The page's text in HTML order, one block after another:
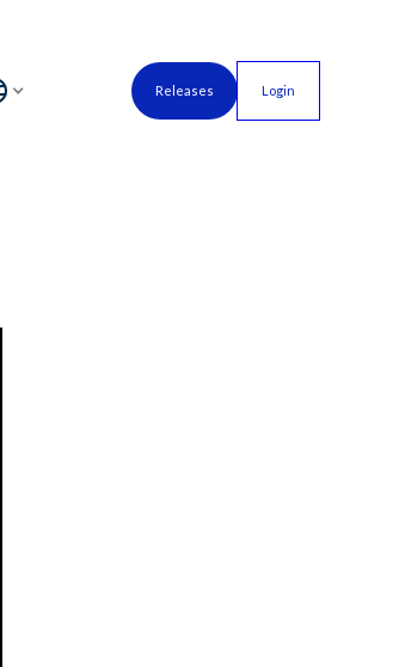
Releases Login